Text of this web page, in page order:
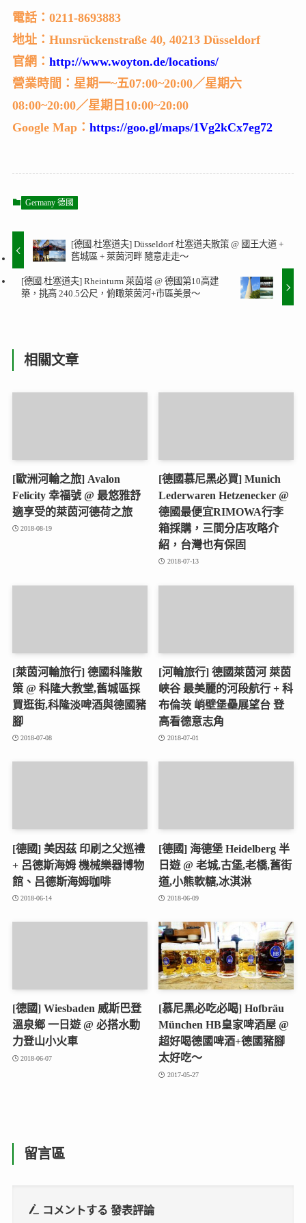
電話：0211-8693883
地址：Hunsrückenstraße 40, 40213 Düsseldorf
官網： http://www.woyton.de/locations/
營業時間：星期一~五07:00~20:00／星期六
08:00~20:00／星期日10:00~20:00
Google Map： https://goo.gl/maps/1Vg2kCx7eg72
Germany 德國
[德國.杜塞道夫] Düsseldorf 杜塞道夫散策 @ 國王大道 +
舊城區 + 萊茵河畔 隨意走走～
[德國.杜塞道夫] Rheinturm 萊茵塔 @ 德國第10高建
築，挑高 240.5公尺，俯瞰萊茵河+市區美景～
相關文章
[歐洲河輪之旅] Avalon
Felicity 幸福號 @ 最悠雅舒
適享受的萊茵河德荷之旅
2018-08-19
[德國慕尼黑必買] Munich
Lederwaren Hetzenecker @
德國最便宜RIMOWA行李
箱採購，三間分店攻略介
紹，台灣也有保固
2018-07-13
[萊茵河輪旅行] 德國科隆散
策 @ 科隆大教堂,舊城區採
買逛街,科隆淡啤酒與德國豬
腳
2018-07-08
[河輪旅行] 德國萊茵河 萊茵
峽谷 最美麗的河段航行 + 科
布倫茨 峭壁堡壘展望台 登
高看德意志角
2018-07-01
[德國] 美因茲 印刷之父巡禮
+ 呂德斯海姆 機械樂器博物
館、吕德斯海姆咖啡
2018-06-14
[德國] 海德堡 Heidelberg 半
日遊 @ 老城,古堡,老橋,舊街
道,小熊軟糖,冰淇淋
2018-06-09
[德國] Wiesbaden 威斯巴登
溫泉鄉 一日遊 @ 必搭水動
力登山小火車
2018-06-07
[慕尼黑必吃必喝] Hofbräu
München HB皇家啤酒屋 @
超好喝德國啤酒+德國豬腳
太好吃～
2017-05-27
留言區
コメントする發表評論